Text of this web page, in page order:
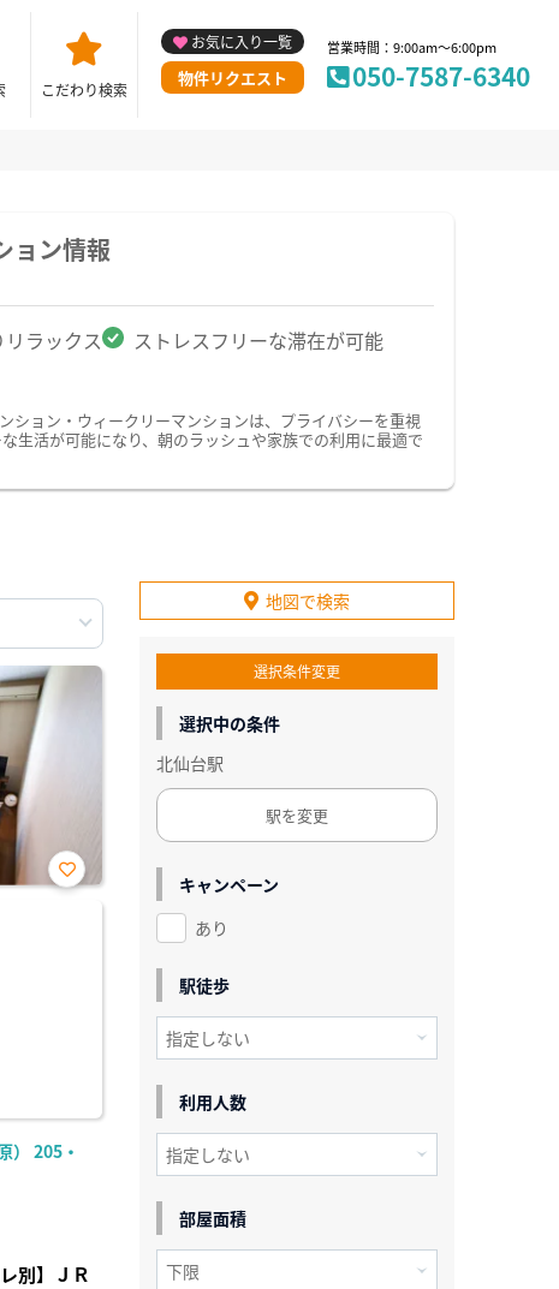
こだわり検索
お気に入り一覧
物件リクエスト
営業時間：9:00am～6:00pm
050-7587-6340
ョン情報
ラックス ストレスフリーな滞在が可能
ション・ウィークリーマンションは、プライバシーを重視
生活が可能になり、朝のラッシュや家族での利用に最適で
） 205・
お気
別】ＪＲ
地図で検索
選択条件変更
選択中の条件
北仙台駅
駅を変更
キャンペーン
あり
駅徒歩
利用人数
部屋面積